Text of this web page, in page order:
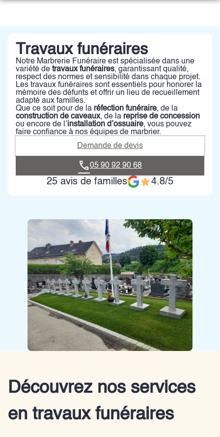
LE FONDATEUR
NOS VALEURS
LE MOT DU GÉRANT
ORGANISER DES OBSÈQUES
PRÉVOIR SES OBSÈQUES
MONUMENTS FUNÉRAIRES
ZONE D’INTERVENTION
ACCOMPAGNEMENT DES FAMILLES
NOTRE AGENCE
NOTRE CHAMBRE FUNERAIRE
ESPACES HOMMAGES
ESPACE FAMILLE
Travaux funéraires
Notre Marbrerie Funéraire est spécialisée dans une
variété de travaux funéraires, garantissant qualité,
respect des normes et sensibilité dans chaque projet.
Les travaux funéraires sont essentiels pour honorer la
mémoire des défunts et offrir un lieu de recueillement
adapté aux familles.
Que ce soit pour de la réfection funéraire, de la
construction de caveaux, de la reprise de concession
ou encore de l’installation d’ossuaire, vous pouvez
faire confiance à nos équipes de marbrier.
Demande de devis
05 90 92 90 68
25 avis de familles 4.8/5
Découvrez nos services
en travaux funéraires